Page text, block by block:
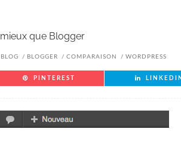
que Blogger
BLOG BLOGGER COMPARAISON WORDPRESS
PINTEREST LINKEDIN